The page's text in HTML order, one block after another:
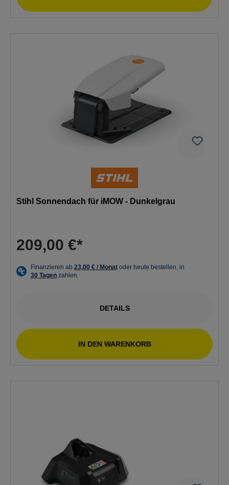
Stihl Sonnendach für iMOW - Dunkelgrau
209,00 €*
DETAILS
IN DEN WARENKORB